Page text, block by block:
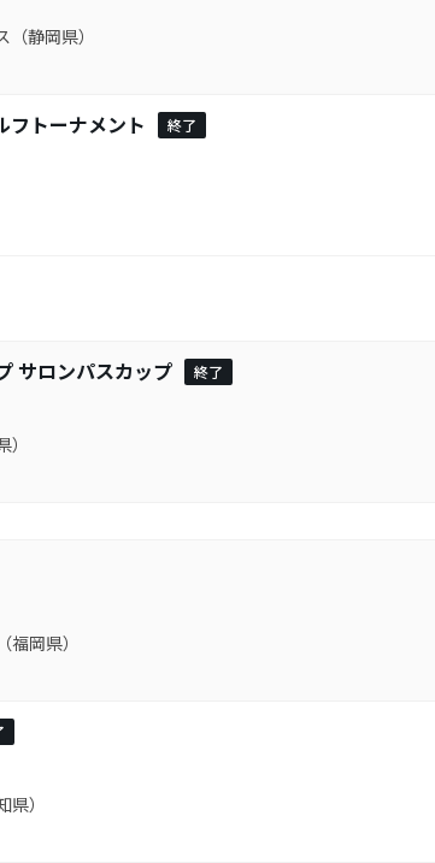
静岡県）
フトーナメント 終了
サロンパスカップ 終了
岡県）
）